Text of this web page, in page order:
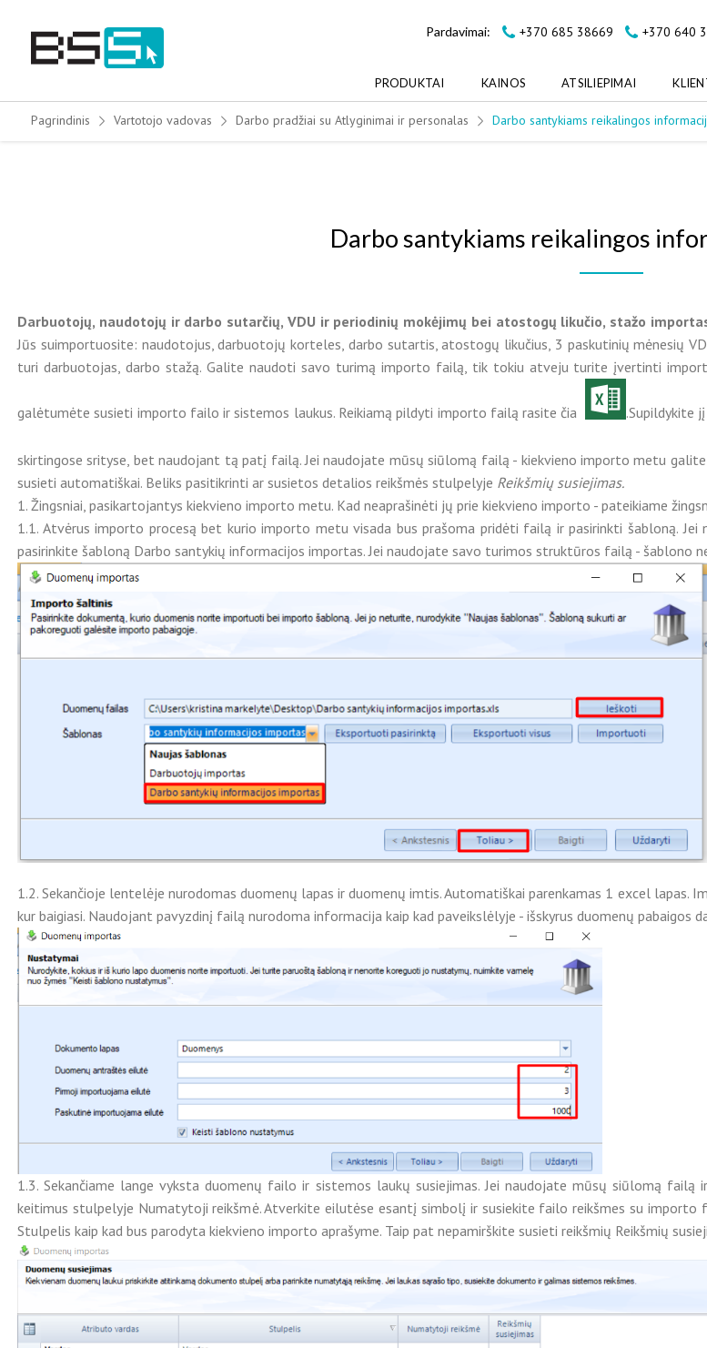
content
Pardavimai: +370 685 38669 +370 640
PRODUKTAI KAINOS ATSILIEPIMAI
Pagrindinis Vartotojo vadovas Darbo pradžiai su Atlyginimai ir personalas Darbo santykiams reikalingos
Darbo santykiams reikalingos
Darbuotojų, naudotojų ir darbo sutarčių, VDU ir periodinių mokėjimų bei atostogų likučio, stažo
Jūs suimportuosite: naudotojus, darbuotojų korteles, darbo sutartis, atostogų likučius, 3 paskutinių mėnesių
turi darbuotojas, darbo stažą. Galite naudoti savo turimą importo failą, tik tokiu atveju turite įvertinti
galėtumėte susieti importo failo ir sistemos laukus. Reikiamą pildyti importo failą rasite čia .Supildykite
skirtingose srityse, bet naudojant tą patį failą. Jei naudojate mūsų siūlomą failą - kiekvieno importo metu
susieti automatiškai. Beliks pasitikrinti ar susietos detalios reikšmės stulpelyje Reikšmių susiejimas.
1. Žingsniai, pasikartojantys kiekvieno importo metu. Kad neaprašinėti jų prie kiekvieno importo - pateikiame
1.1. Atvėrus importo procesą bet kurio importo metu visada bus prašoma pridėti failą ir pasirinkti šabloną.
pasirinkite šabloną Darbo santykių informacijos importas. Jei naudojate savo turimos struktūros failą - šablono
1.2. Sekančioje lentelėje nurodomas duomenų lapas ir duomenų imtis. Automatiškai parenkamas 1 excel
kur baigiasi. Naudojant pavyzdinį failą nurodoma informacija kaip kad paveikslėlyje - išskyrus duomenų pabaigos
1.3. Sekančiame lange vyksta duomenų failo ir sistemos laukų susiejimas. Jei naudojate mūsų siūlomą
keitimus stulpelyje Numatytoji reikšmė. Atverkite eilutėse esantį simbolį ir susiekite failo reikšmes su
Stulpelis kaip kad bus parodyta kiekvieno importo aprašyme. Taip pat nepamirškite susieti reikšmių Reikšmių